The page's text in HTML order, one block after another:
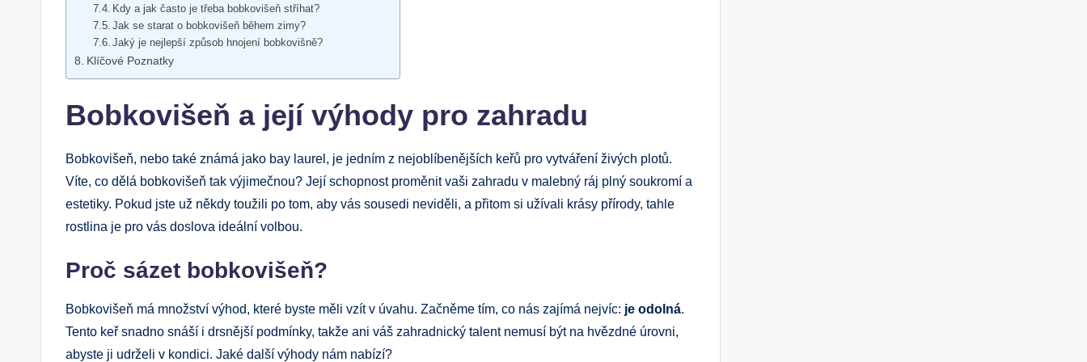
Kdy a jak často je třeba bobkovišeň stříhat?
Jak se starat o bobkovišeň během zimy?
Jaký je nejlepší způsob hnojení bobkovišně?
Klíčové Poznatky
Bobkovišeň a její výhody pro zahradu
Bobkovišeň, nebo také známá jako bay laurel, je jedním z nejoblíbenějších keřů pro vytváření živých plotů.
Víte, co dělá bobkovišeň tak výjimečnou? Její schopnost proměnit vaši zahradu v malebný ráj plný soukromí a
estetiky. Pokud jste už někdy toužili po tom, aby vás sousedi neviděli, a přitom si užívali krásy přírody, tahle
rostlina je pro vás doslova ideální volbou.
Proč sázet bobkovišeň?
Bobkovišeň má množství výhod, které byste měli vzít v úvahu. Začněme tím, co nás zajímá nejvíc: je odolná.
Tento keř snadno snáší i drsnější podmínky, takže ani váš zahradnický talent nemusí být na hvězdné úrovni,
abyste ji udrželi v kondici. Jaké další výhody nám nabízí?